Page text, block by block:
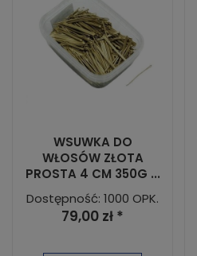
WSUWKA DO
WŁOSÓW ZŁOTA
PROSTA 4 CM 350G ...
Dostępność: 1000 OPK.
79,00 zł *